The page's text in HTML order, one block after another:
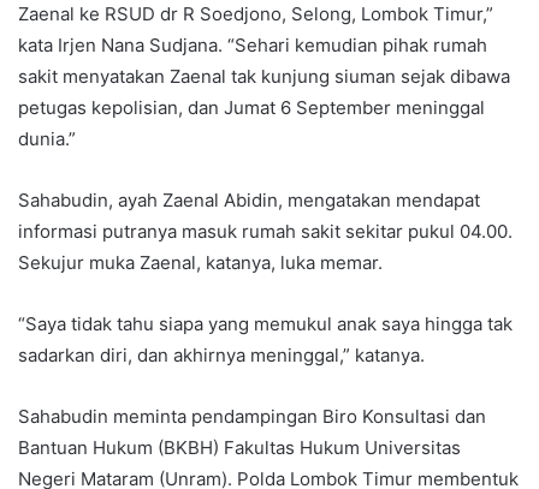
Zaenal ke RSUD dr R Soedjono, Selong, Lombok Timur,”
kata Irjen Nana Sudjana. “Sehari kemudian pihak rumah
sakit menyatakan Zaenal tak kunjung siuman sejak dibawa
petugas kepolisian, dan Jumat 6 September meninggal
dunia.”
Sahabudin, ayah Zaenal Abidin, mengatakan mendapat
informasi putranya masuk rumah sakit sekitar pukul 04.00.
Sekujur muka Zaenal, katanya, luka memar.
“Saya tidak tahu siapa yang memukul anak saya hingga tak
sadarkan diri, dan akhirnya meninggal,” katanya.
Sahabudin meminta pendampingan Biro Konsultasi dan
Bantuan Hukum (BKBH) Fakultas Hukum Universitas
Negeri Mataram (Unram). Polda Lombok Timur membentuk